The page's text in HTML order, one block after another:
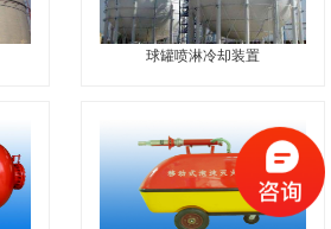
球罐喷淋冷却装置